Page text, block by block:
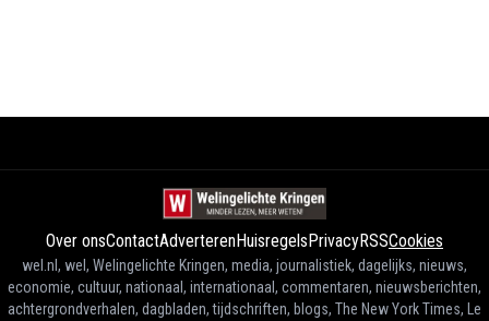
Over onsContactAdverterenHuisregelsPrivacyRSSCookies
wel.nl, wel, Welingelichte Kringen, media, journalistiek, dagelijks, nieuws,
economie, cultuur, nationaal, internationaal, commentaren, nieuwsberichten,
achtergrondverhalen, dagbladen, tijdschriften, blogs, The New York Times, Le